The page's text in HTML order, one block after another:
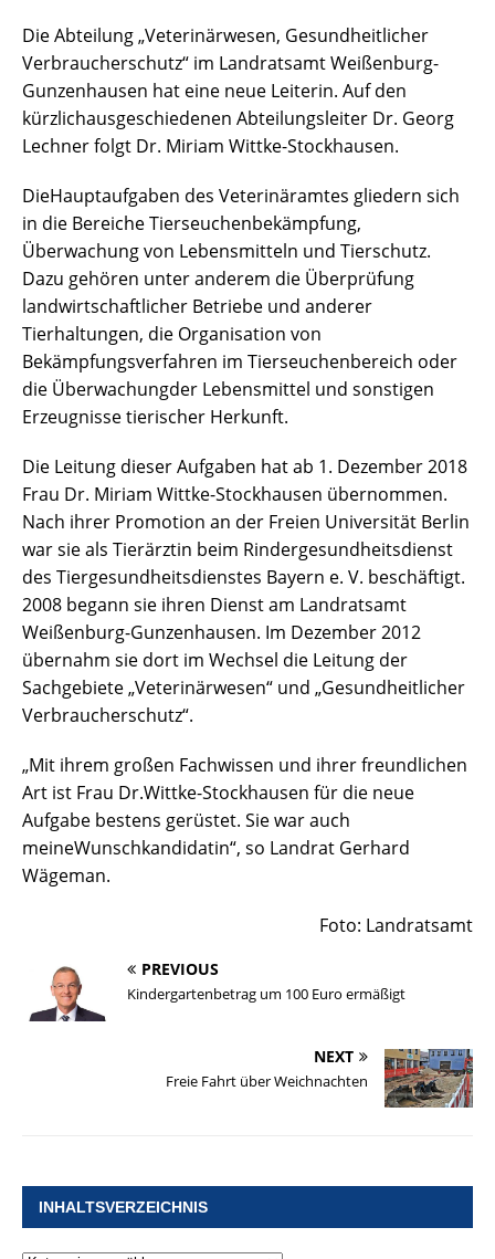
Die Abteilung „Veterinärwesen, Gesundheitlicher
Verbraucherschutz“ im Landratsamt Weißenburg-
Gunzenhausen hat eine neue Leiterin. Auf den
kürzlichausgeschiedenen Abteilungsleiter Dr. Georg
Lechner folgt Dr. Miriam Wittke-Stockhausen.
DieHauptaufgaben des Veterinäramtes gliedern sich
in die Bereiche Tierseuchenbekämpfung,
Überwachung von Lebensmitteln und Tierschutz.
Dazu gehören unter anderem die Überprüfung
landwirtschaftlicher Betriebe und anderer
Tierhaltungen, die Organisation von
Bekämpfungsverfahren im Tierseuchenbereich oder
die Überwachungder Lebensmittel und sonstigen
Erzeugnisse tierischer Herkunft.
Die Leitung dieser Aufgaben hat ab 1. Dezember 2018
Frau Dr. Miriam Wittke-Stockhausen übernommen.
Nach ihrer Promotion an der Freien Universität Berlin
war sie als Tierärztin beim Rindergesundheitsdienst
des Tiergesundheitsdienstes Bayern e. V. beschäftigt.
2008 begann sie ihren Dienst am Landratsamt
Weißenburg-Gunzenhausen. Im Dezember 2012
übernahm sie dort im Wechsel die Leitung der
Sachgebiete „Veterinärwesen“ und „Gesundheitlicher
Verbraucherschutz“.
„Mit ihrem großen Fachwissen und ihrer freundlichen
Art ist Frau Dr.Wittke-Stockhausen für die neue
Aufgabe bestens gerüstet. Sie war auch
meineWunschkandidatin“, so Landrat Gerhard
Wägeman.
Foto: Landratsamt
PREVIOUS
Kindergartenbetrag um 100 Euro ermäßigt
NEXT
Freie Fahrt über Weichnachten
INHALTSVERZEICHNIS